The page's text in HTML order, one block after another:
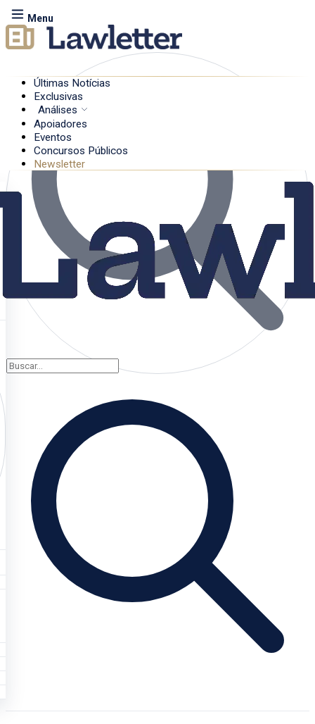
Menu
Últimas Notícias
Exclusivas
Análises
Apoiadores
Eventos
Concursos Públicos
Newsletter